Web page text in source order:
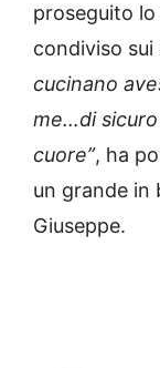
proseguito
condiviso sui
cucinano
me…di sicuro
cuore”, ha
un grande in
Giuseppe.